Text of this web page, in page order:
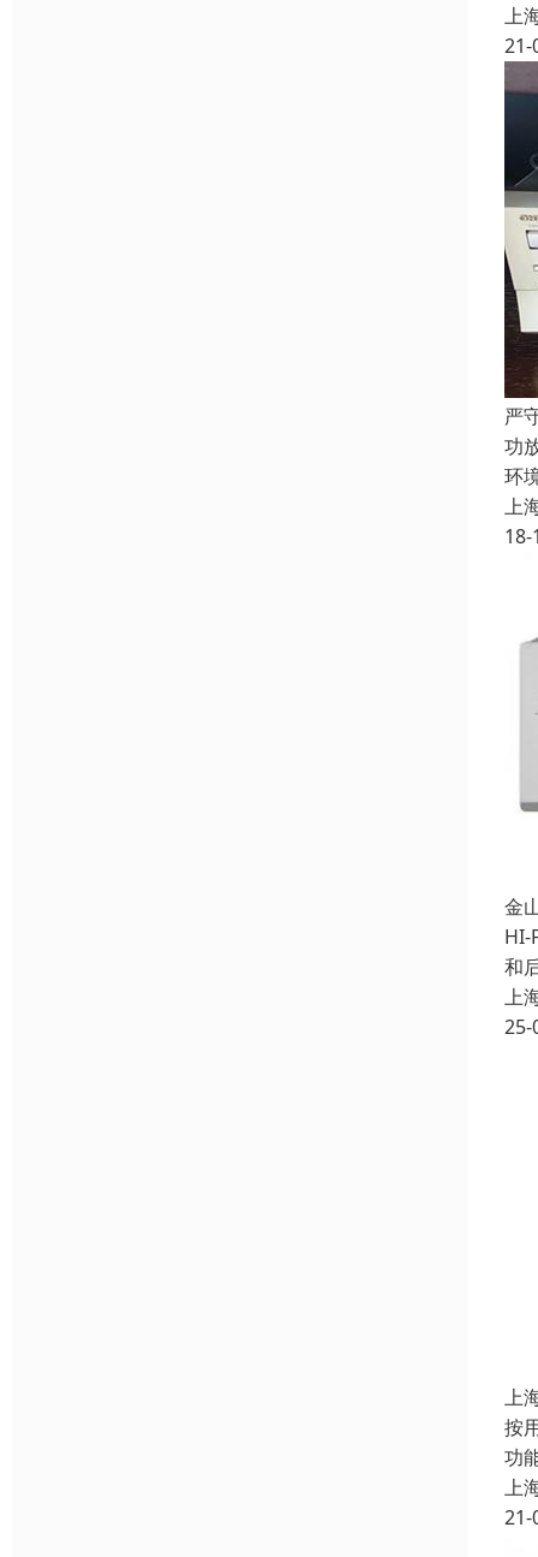
上
21-
严
功
环
上
18-
金
HI-
和
上
25-
上
按
功
上
21-